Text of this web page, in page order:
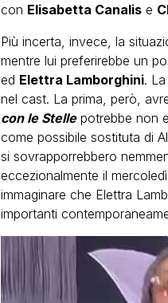
con Elisabetta Canalise
Più incerta, invece, la
mentre lui preferirebbe un
ed Elettra Lamborghini.
nel cast. La prima, però,
con le Stellepotrebbe non
come possibile sostituta di
si sovrapporrebbero
eccezionalmente il
immaginare che Elettra
importanti